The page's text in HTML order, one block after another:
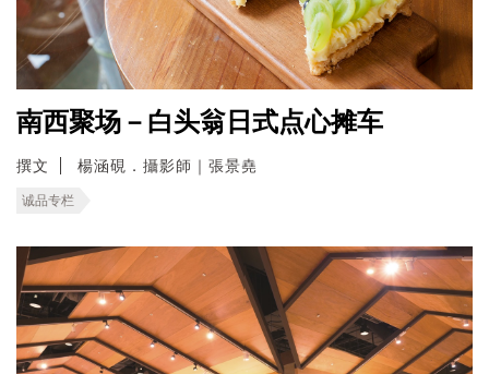
南西聚场－白头翁日式点心摊车
撰文 楊涵硯．攝影師｜張景堯
诚品专栏